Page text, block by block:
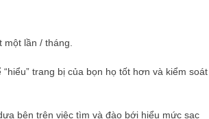
lần / tháng.
trang bị của bọn họ tốt hơn và kiểm soát
bên trên việc tìm và đào bới hiểu mức sạc